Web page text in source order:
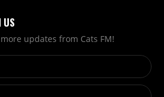
US
updates from Cats FM!